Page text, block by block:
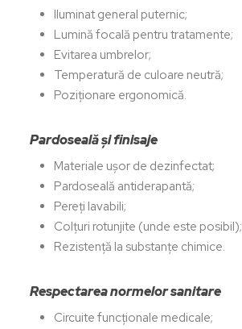
Iluminat general puternic;
Lumină focală pentru tratamente;
Evitarea umbrelor;
Temperatură de culoare neutră;
Poziționare ergonomică.
Pardoseală și finisaje
Materiale ușor de dezinfectat;
Pardoseală antiderapantă;
Pereți lavabili;
Colțuri rotunjite (unde este posibil);
Rezistență la substanțe chimice.
Respectarea normelor sanitare
Circuite funcționale medicale;